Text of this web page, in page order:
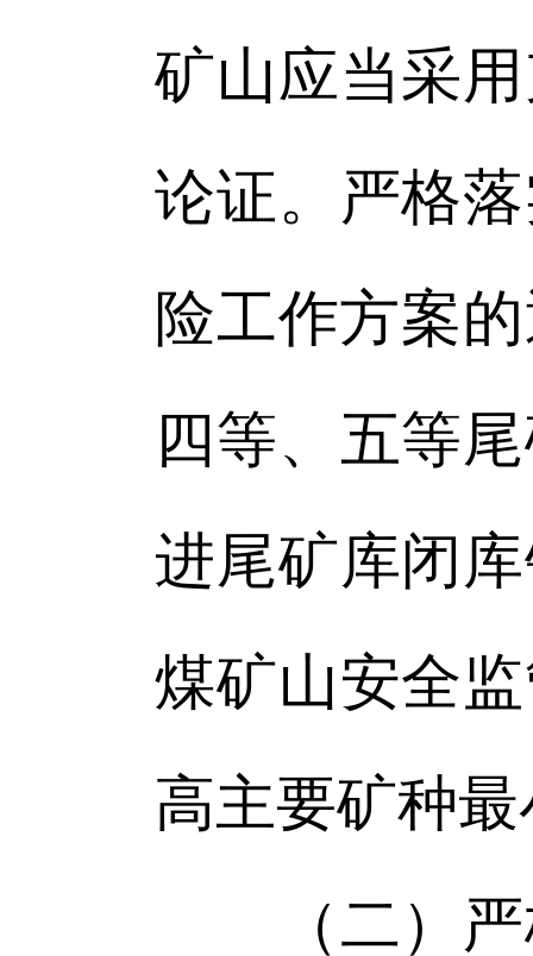
矿山应当采
论证。严格
险工作方案
四等、五等
进尾矿库闭
煤矿山安全
高主要矿种
（二）严